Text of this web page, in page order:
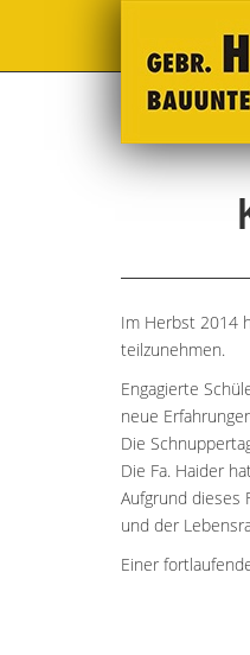
Im Herbst 2014
teilzunehmen.
Engagierte
neue
Die
Die Fa. Haider
Aufgrund dieses
und der
Einer